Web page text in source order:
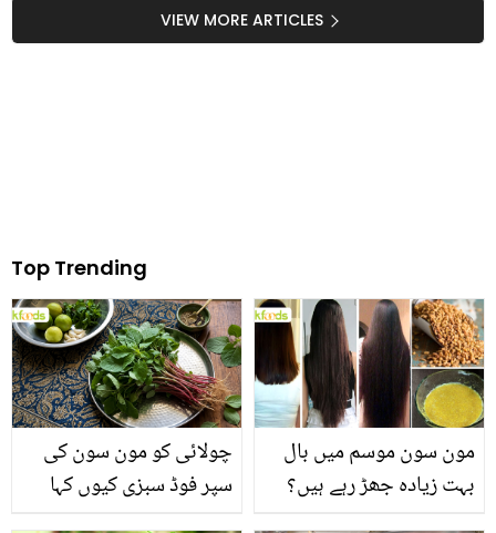
شکار کیسے ہوئے؟
افسوسناک واقعہ
کیلئے 6 مفید ڈاکٹری
ہدایات
VIEW MORE ARTICLES
Top Trending
چولائی کو مون سون کی
سپر فوڈ سبزی کیوں کہا
مون سون موسم میں بال
بہت زیادہ جھڑ رہے ہیں؟